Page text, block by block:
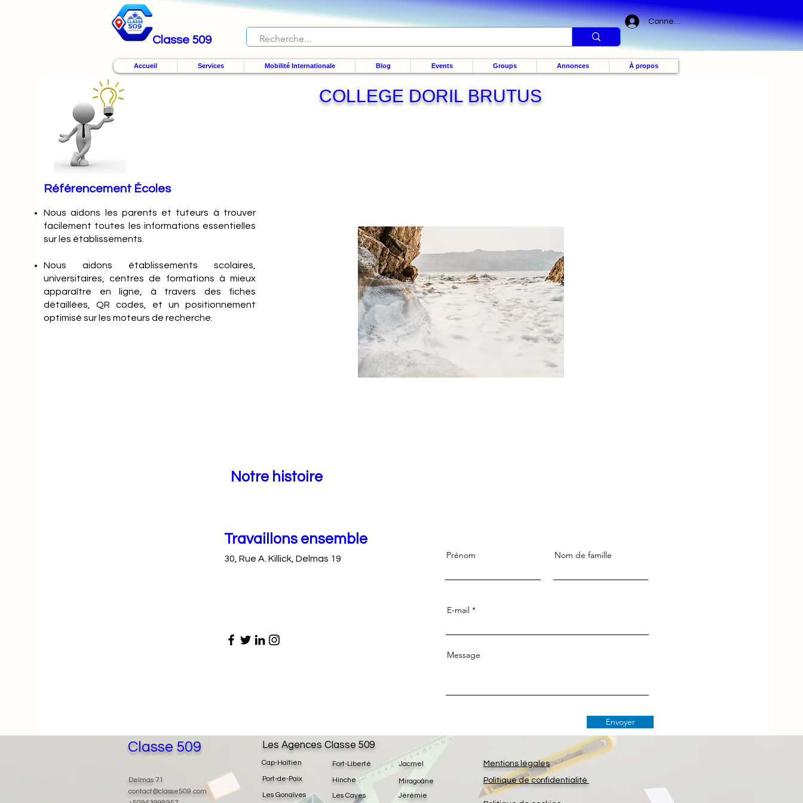
Classe 509
Connexion
Accueil Services Mobilité Internationale Blog Events Groups Annonces À propos
Référencement Écoles
Nousaidons les parents et tuteurs à trouver
facilement toutes les informations essentielles
sur les établissements.
Nous aidons établissements scolaires,
universitaires, centres de formations à mieux
apparaître en ligne, à travers des fiches
détaillées, QR codes, et un positionnement
optimisé sur les moteurs de recherche.
COLLEGE DORIL BRUTUS
Notre histoire
Travaillons ensemble
30, Rue A. Killick, Delmas 19 Prénom Nom de famille
E-mail
Message
Envoyer
Classe 509
Delmas 71
contact@classe509.com
Fort-Liberté
Hinche
Les Cayes
Jacmel
Jérémie
Miragoâne
Les Agences Classe 509
Cap-Haïtien
Port-de-Paix
Les Gonaïves
Mentions légales
Politique de confidentialité